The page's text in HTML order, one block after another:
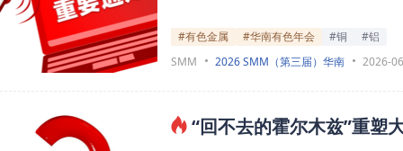
#有色金属 #华南有色年会 #铜
#铝
SMM
2026 SMM（第三届）华南 2026-
“回不去的霍尔木兹”重塑